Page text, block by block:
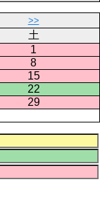
>>
土
1
8
15
22
29